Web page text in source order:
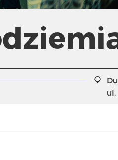
ul.